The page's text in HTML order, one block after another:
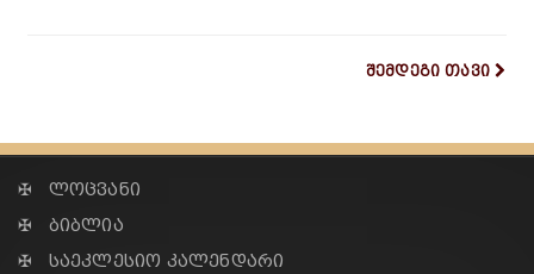
შემდეგი თავი
✠ ლოცვანი
✠ ბიბლია
✠ საეკლესიო კალენდარი